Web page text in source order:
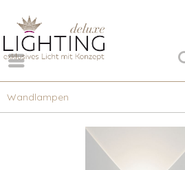
Wandlampen